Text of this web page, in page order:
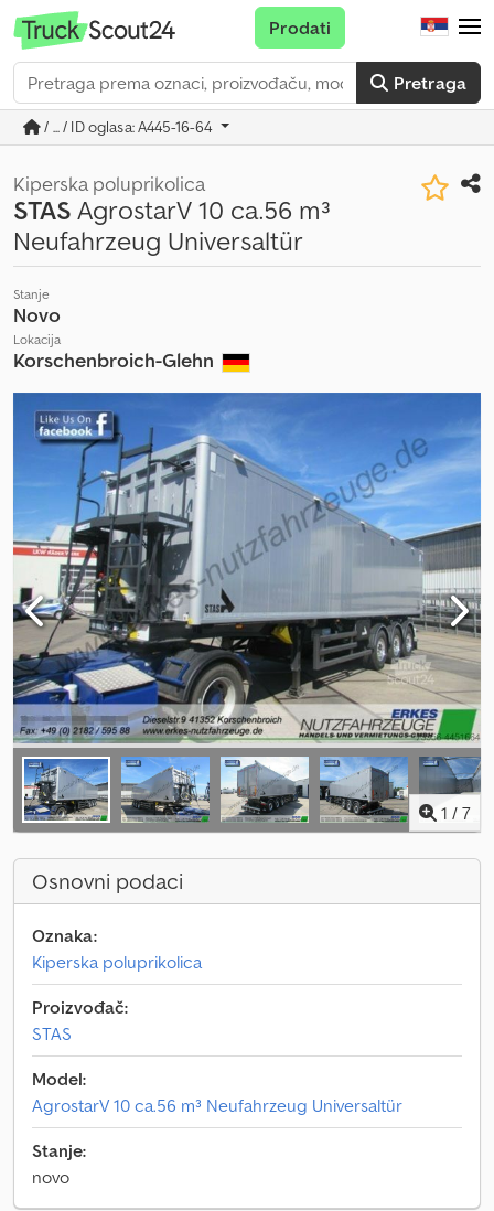
Pretraga
Prodati
/ ... / ID oglasa: A445-16-64
Kiperska poluprikolica
STASAgrostarV 10 ca.56 m³
Neufahrzeug Universaltür
Stanje
Novo
Lokacija
Korschenbroich-Glehn
1 / 7
Osnovni podaci
Oznaka:
Kiperska poluprikolica
Proizvođač:
STAS
Model:
AgrostarV 10 ca.56 m³ Neufahrzeug Universaltür
Stanje:
novo